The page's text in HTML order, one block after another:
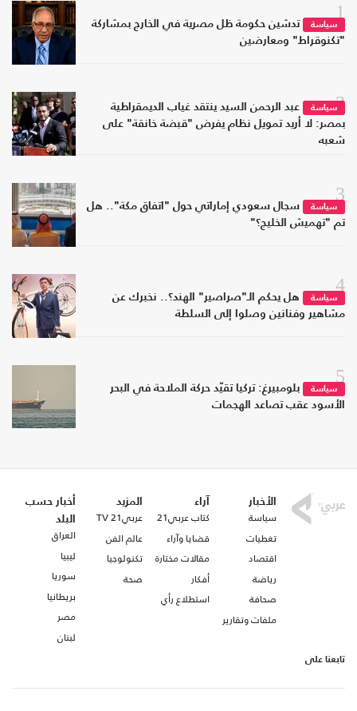
1
سياسة
تدشين حكومة ظل مصرية في الخارج بمشاركة
"تكنوقراط" ومعارضين
2سياسة
عبد الرحمن السيد ينتقد غياب الديمقراطية
بمصر: لا أريد تمويل نظام يفرض "قبضة خانقة" على
شعبه
3
سياسة
سجال سعودي إماراتي حول "اتفاق مكة".. هل
تم "تهميش الخليج؟"
4
سياسة
هل يحكم الـ"صراصير" الهند؟.. نخبرك عن
مشاهير وفنانين وصلوا إلى السلطة
5
سياسة
بلومبيرغ: تركيا تقيّد حركة الملاحة في البحر
الأسود عقب تصاعد الهجمات
الأخبار
سياسة
تغطيات
اقتصاد
رياضة
صحافة
ملفات وتقارير
آراء
كتاب عربي21
قضايا وآراء
مقالات مختارة
أفكار
استطلاع رأي
المزيد
عربي21 TV
عالم الفن
تكنولوجيا
صحة
أخبار حسب
البلد
العراق
ليبيا
سوريا
بريطانيا
مصر
لبنان
تابعنا على